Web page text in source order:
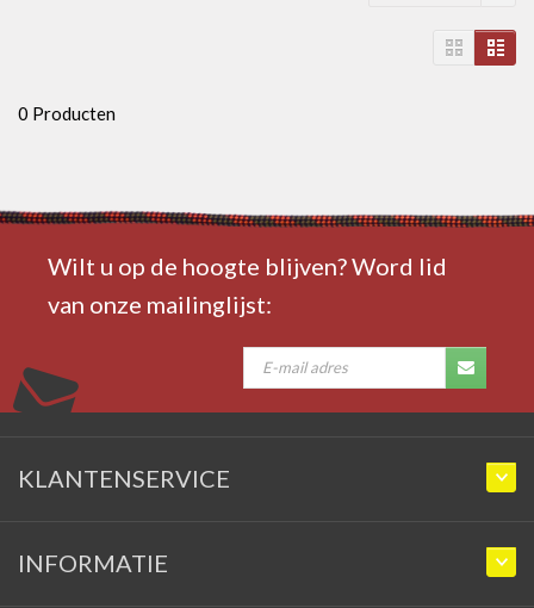
0 Producten
Wilt u op de hoogte blijven? Word lid
van onze mailinglijst:
KLANTENSERVICE
INFORMATIE